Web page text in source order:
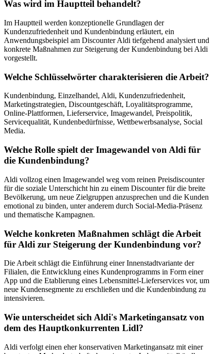
Was wird im Hauptteil behandelt?
Im Hauptteil werden konzeptionelle Grundlagen der
Kundenzufriedenheit und Kundenbindung erläutert, ein
Anwendungsbeispiel am Discounter Aldi tiefgehend analysiert und
konkrete Maßnahmen zur Steigerung der Kundenbindung bei Aldi
vorgestellt.
Welche Schlüsselwörter charakterisieren die Arbeit?
Kundenbindung, Einzelhandel, Aldi, Kundenzufriedenheit,
Marketingstrategien, Discountgeschäft, Loyalitätsprogramme,
Online-Plattformen, Lieferservice, Imagewandel, Preispolitik,
Servicequalität, Kundenbedürfnisse, Wettbewerbsanalyse, Social
Media.
Welche Rolle spielt der Imagewandel von Aldi für
die Kundenbindung?
Aldi vollzog einen Imagewandel weg vom reinen Preisdiscounter
für die soziale Unterschicht hin zu einem Discounter für die breite
Bevölkerung, um neue Zielgruppen anzusprechen und die Kunden
emotional zu binden, unter anderem durch Social-Media-Präsenz
und thematische Kampagnen.
Welche konkreten Maßnahmen schlägt die Arbeit
für Aldi zur Steigerung der Kundenbindung vor?
Die Arbeit schlägt die Einführung einer Innenstadtvariante der
Filialen, die Entwicklung eines Kundenprogramms in Form einer
App und die Etablierung eines Lebensmittel-Lieferservices vor, um
neue Kundensegmente zu erschließen und die Kundenbindung zu
intensivieren.
Wie unterscheidet sich Aldi's Marketingansatz von
dem des Hauptkonkurrenten Lidl?
Aldi verfolgt einen eher konservativen Marketingansatz mit einer